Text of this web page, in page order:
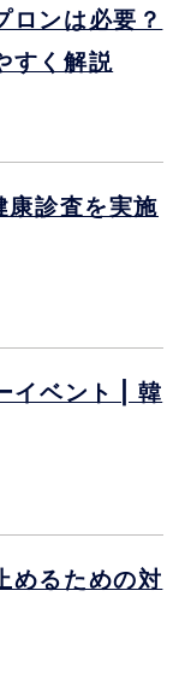
ロンは必要？
すく解説
康診査を実施
イベント | 韓
めるための対